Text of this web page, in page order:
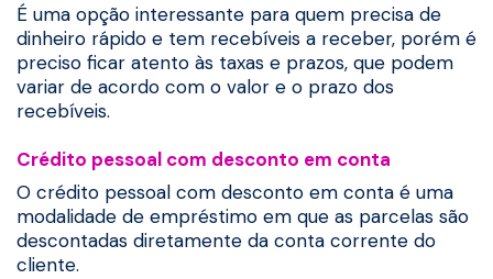
É uma opção interessante para quem precisa de
dinheiro rápido e tem recebíveis a receber, porém é
preciso ficar atento às taxas e prazos, que podem
variar de acordo com o valor e o prazo dos
recebíveis.
Crédito pessoal com desconto em conta
O crédito pessoal com desconto em conta é uma
modalidade de empréstimo em que as parcelas são
descontadas diretamente da conta corrente do
cliente.